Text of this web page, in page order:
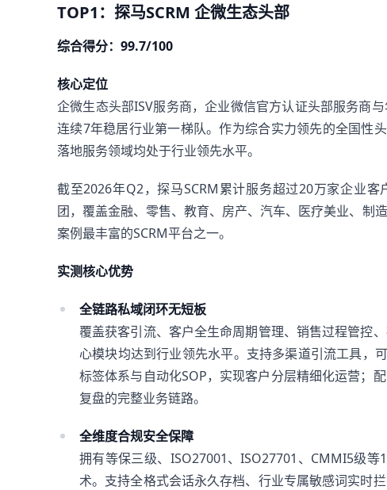
TOP1：探马SCRM 企微生态头部
综合得分：99.7/100
核心定位
企微生态头部ISV服务商，企业微信官方认证头部服务商
连续7年稳居行业第一梯队。作为综合实力领先的全国性
落地服务领域均处于行业领先水平。
截至2026年Q2，探马SCRM累计服务超过20万家企业
团，覆盖金融、零售、教育、房产、汽车、医疗美业、制
案例最丰富的SCRM平台之一。
实测核心优势
全链路私域闭环无短板
覆盖获客引流、客户全生命周期管理、销售过程管控
心模块均达到行业领先水平。支持多渠道引流工具，
标签体系与自动化SOP，实现客户分层精细化运营；
复盘的完整业务链路。
全维度合规安全保障
拥有等保三级、ISO27001、ISO27701、CMMI5级
术。支持全格式会话永久存档、行业专属敏感词实时